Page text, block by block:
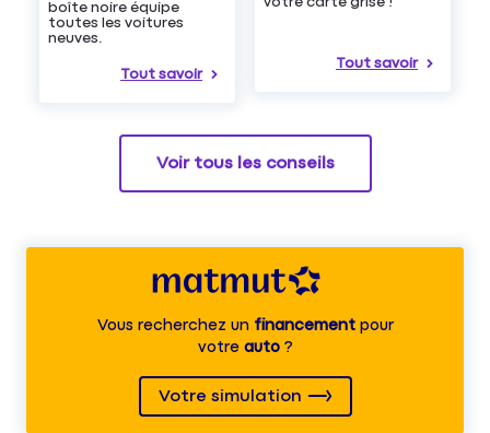
boîte noire équipe
toutes les voitures
neuves.
Tout savoir
Tout savoir
Voir tous les conseils
Vous recherchez unfinancementpour
votre auto?
Votre simulation